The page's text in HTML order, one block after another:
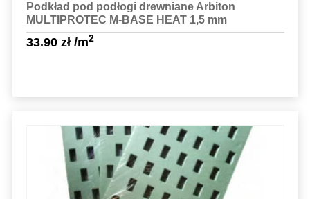
Podkład pod podłogi drewniane Arbiton
MULTIPROTEC M-BASE HEAT 1,5 mm
33.90 zł/m2
Sprawdź szczegóły